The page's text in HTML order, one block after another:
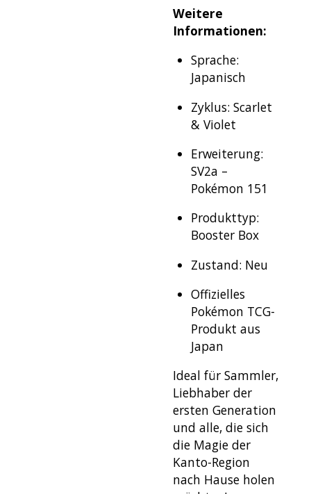
Weitere
Informationen:
Sprache:
Japanisch
Zyklus: Scarlet
& Violet
Erweiterung:
SV2a –
Pokémon 151
Produkttyp:
Booster Box
Zustand: Neu
Offizielles
Pokémon TCG-
Produkt aus
Japan
Ideal für Sammler,
Liebhaber der
ersten Generation
und alle, die sich
die Magie der
Kanto-Region
nach Hause holen